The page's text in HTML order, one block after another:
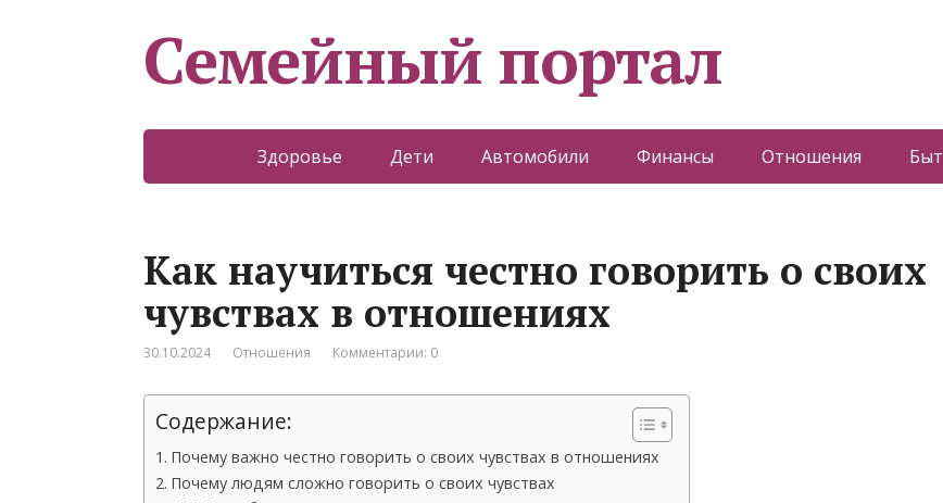
Семейный портал
Здоровье Дети Автомобили Финансы Отношения Быт
Как научиться честно говорить о своих
чувствах в отношениях
30.10.2024 Отношения Комментарии: 0
Содержание:
Почему важно честно говорить о своих чувствах в отношениях
Почему людям сложно говорить о своих чувствах